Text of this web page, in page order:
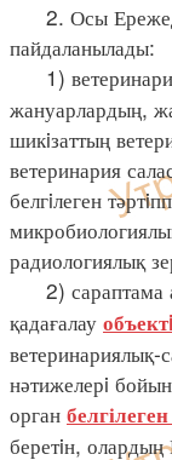
2. Осы
пайдаланылады:
1)
жануарлардың,
шикiзаттың
ветеринария
белгiлеген
радиологиялық
2) сараптама
қадағалау
ветеринариялық-
нәтижелерi
орган белгілеген
беретiн, олардың